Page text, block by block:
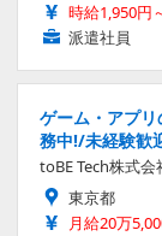
時給1,950円
派遣社員
ゲーム・アプ
務中!/未経験歓
toBE Tech株式会
東京都
月給20万